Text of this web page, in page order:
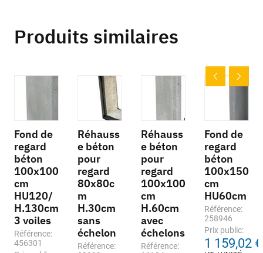
Produits similaires
Fond de
regard
béton
100x100
cm
HU120/
H.130cm
3 voiles
Référence:
456301
Réhauss
e béton
pour
regard
80x80c
m
H.30cm
sans
échelon
Référence:
Réhauss
e béton
pour
regard
100x100
cm
H.60cm
avec
échelons
Référence:
Fond de
regard
béton
100x150
cm
HU60cm
Référence:
258946
Prix public:
1 159,02 €